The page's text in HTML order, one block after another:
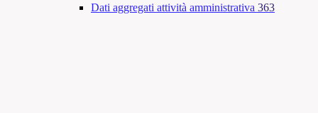
Dati aggregati attività amministrativa 363